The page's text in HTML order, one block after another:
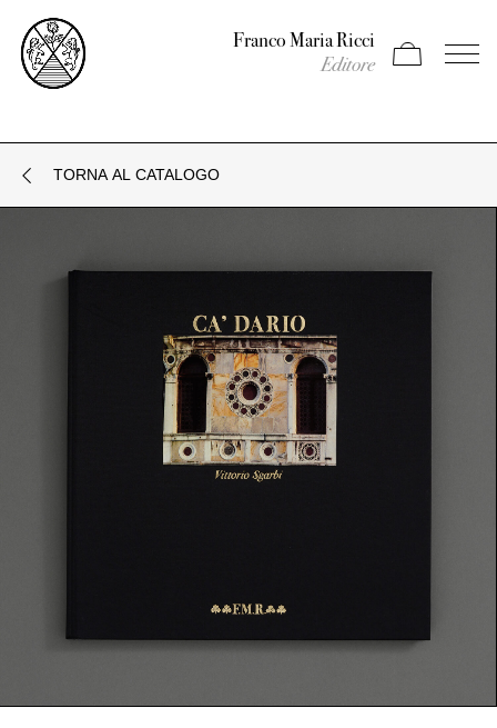
Franco Maria Ricci
Editore Apri carrello
Apri il
TORNA AL CATALOGO